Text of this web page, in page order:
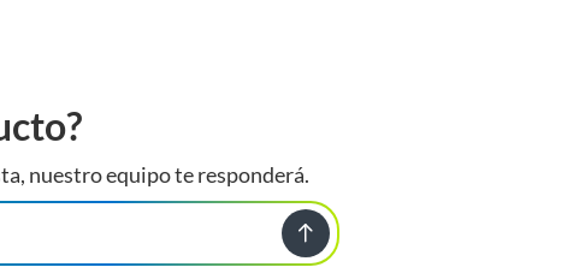
nuestro equipo te responderá.